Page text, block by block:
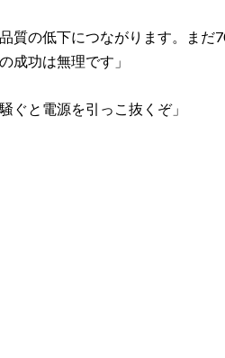
質の低下につながります。ま
成功は無理です」
ぐと電源を引っこ抜くぞ」